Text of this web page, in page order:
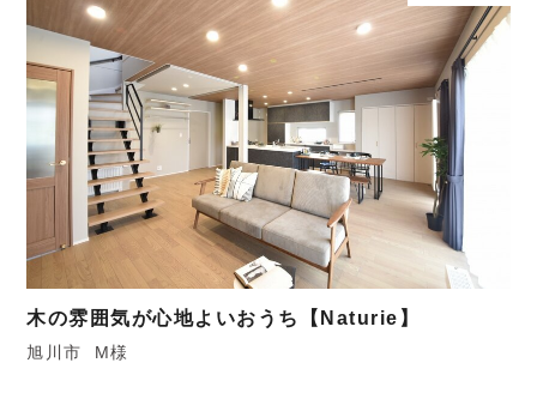
木の雰囲気が心地よいおうち【Naturie】
旭川市 M様